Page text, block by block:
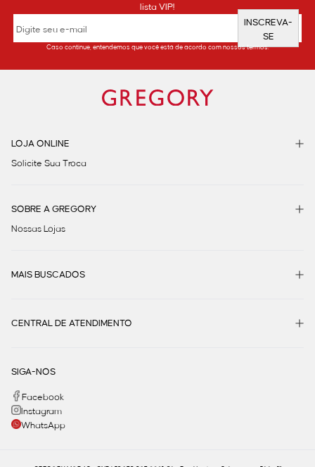
lista VIP!
INSCREVA-
SE
Caso continue, entendemos que você está de acordo com nossos termos.
LOJA ONLINE
Solicite Sua Troca
SOBRE A GREGORY
Nossas Lojas
MAIS BUSCADOS
CENTRAL DE ATENDIMENTO
SIGA-NOS
Facebook
Instagram
WhatsApp